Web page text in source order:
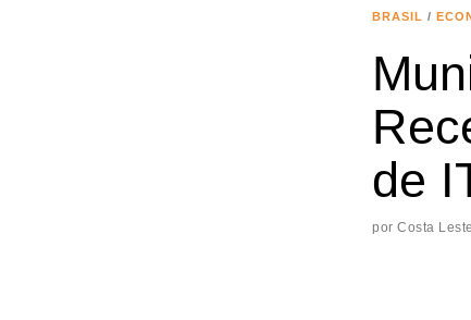
BRASIL /
de
por Costa